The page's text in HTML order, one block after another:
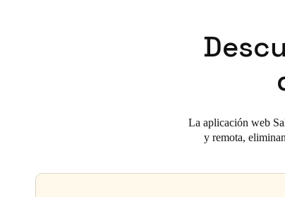
La aplicación web
y remota,